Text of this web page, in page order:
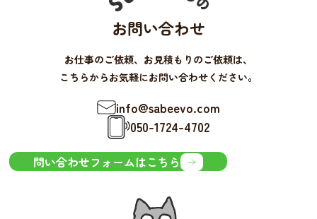
お問い合わせ
お仕事のご依頼、お見積もりのご依頼は、
こちらからお気軽にお問い合わせください。
info@sabeevo.com
050-1724-4702
問い合わせフォームはこちら